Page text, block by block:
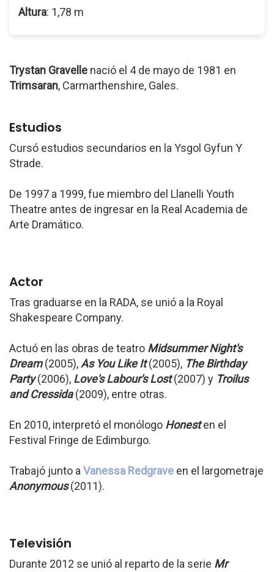
Altura: 1,78 m
Trystan Gravelle nació el 4 de mayo de 1981 en
Trimsaran, Carmarthenshire, Gales.
Estudios
Cursó estudios secundarios en la Ysgol Gyfun Y
Strade.
De 1997 a 1999, fue miembro del Llanelli Youth
Theatre antes de ingresar en la Real Academia de
Arte Dramático.
Actor
Tras graduarse en la RADA, se unió a la Royal
Shakespeare Company.
Actuó en las obras de teatro Midsummer Night's
Dream(2005),As You Like It(2005), The Birthday
Party(2006), Love's Labour's Lost(2007) y Troilus
and Cressida(2009), entre otras.
En 2010, interpretó el monólogo Honesten el
Festival Fringe de Edimburgo.
Trabajó junto a Vanessa Redgrave en el largometraje
Anonymous(2011).
Televisión
Durante 2012 se unió al reparto de la serie Mr